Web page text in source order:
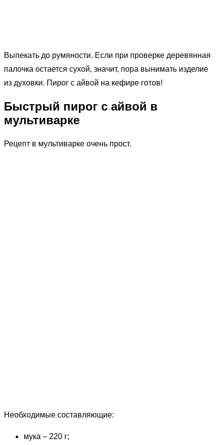
Выпекать до румяности. Если при проверке деревянная
палочка остается сухой, значит, пора вынимать изделие
из духовки. Пирог с айвой на кефире готов!
Быстрый пирог с айвой в
мультиварке
Рецепт в мультиварке очень прост.
Необходимые составляющие:
мука – 220 г;